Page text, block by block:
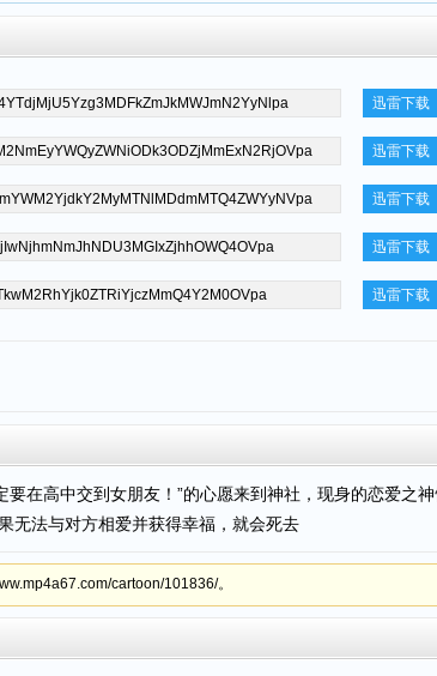
迅雷下载
迅雷下载
迅雷下载
迅雷下载
迅雷下载
在高中交到女朋友！”的心愿来到神社，现身的恋爱之
无法与对方相爱并获得幸福，就会死去
cartoon/101836/。